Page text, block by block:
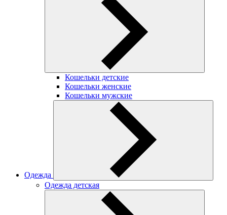
Кошельки детские
Кошельки женские
Кошельки мужские
Одежда
Одежда детская